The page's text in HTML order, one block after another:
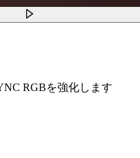
RGBを強化します